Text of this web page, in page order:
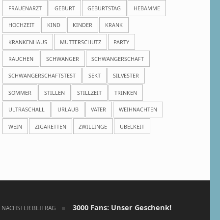
FRAUENARZT GEBURT GEBURTSTAG HEBAMME
HOCHZEIT KIND KINDER KRANK
KRANKENHAUS MUTTERSCHUTZ PARTY
RAUCHEN SCHWANGER SCHWANGERSCHAFT
SCHWANGERSCHAFTSTEST SEKT SILVESTER
SOMMER STILLEN STILLZEIT TRINKEN
ULTRASCHALL URLAUB VÄTER WEIHNACHTEN
WEIN ZIGARETTEN ZWILLINGE ÜBELKEIT
NÄCHSTER BEITRAG 3000 Fans: Unser Geschenk!